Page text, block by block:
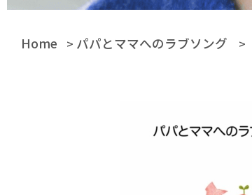
Home > パパとママへのラブソング >